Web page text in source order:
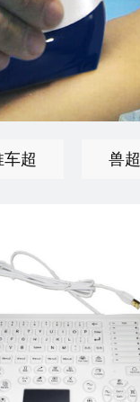
车超 兽超